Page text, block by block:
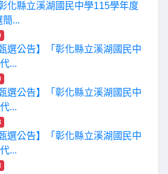
化縣立溪湖國民中學115學年度
...
選公告】「彰化縣立溪湖國民中
...
選公告】「彰化縣立溪湖國民中
...
選公告】「彰化縣立溪湖國民中
...